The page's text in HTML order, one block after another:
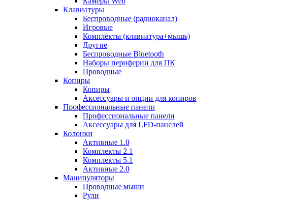
Клавиатуры
Беспроводные (радиоканал)
Игровые
Комплекты (клавиатура+мышь)
Другие
Беспроводные Bluetooth
Наборы периферии для ПК
Проводные
Копиры
Копиры
Аксессуары и опции для копиров
Профессиональные панели
Профессиональные панели
Аксессуары для LFD-панелей
Колонки
Активные 1.0
Комплекты 2.1
Комплекты 5.1
Активные 2.0
Манипуляторы
Проводные мыши
Рули